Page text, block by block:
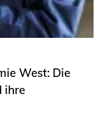
West: Die
ihre